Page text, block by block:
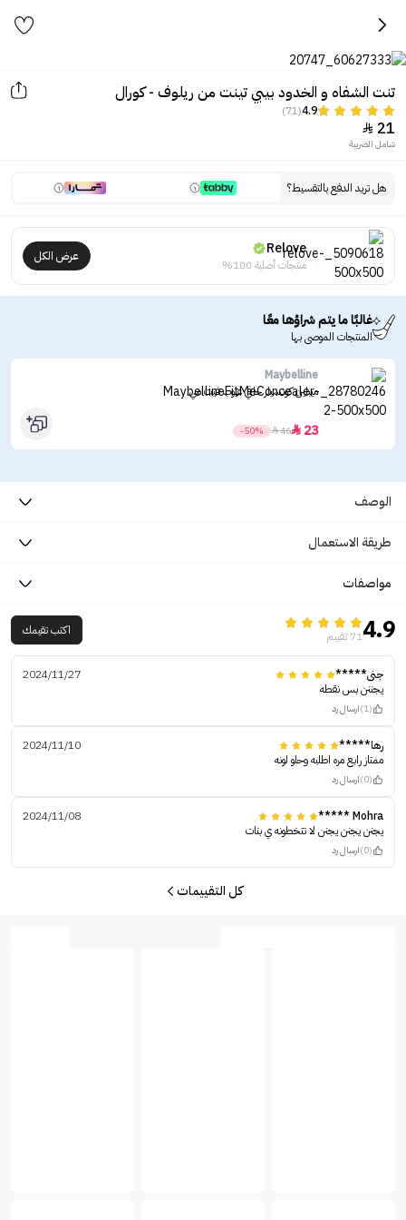
تنت الشفاه و الخدود بيبي تينت من ريلوف - كورال
4.9
(71)
21

شامل الضريبة
هل تريد الدفع بالتقسيط؟
Relove
منتجات أصلية 100%
عرض الكل
غالبًا ما يتم شراؤها معًا
المنتجات الموصى بها
Maybelline
ميبلين كونسيلر خافي عيوب فيت مي
23

46

-50%
الوصف
طريقة الاستعمال
مواصفات
4.971 تقييم اكتب تقيمك
جنى*****
2024/11/27
يجننن بس نقطه
(1) ارسال رد
رها*****
2024/11/10
ممتاز رابع مره اطلبه وحلو لونه
(0) ارسال رد
Mohra *****
2024/11/08
يجنن يجنن يجنن لا تتخطونه ي بنات
(0) ارسال رد
كل التقييمات